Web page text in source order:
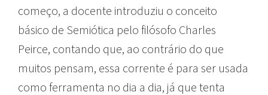
começo, a docente introduziu o conceito
básico de Semiótica pelo filósofo Charles
Peirce, contando que, ao contrário do que
muitos pensam, essa corrente é para ser usada
como ferramenta no dia a dia, já que tenta